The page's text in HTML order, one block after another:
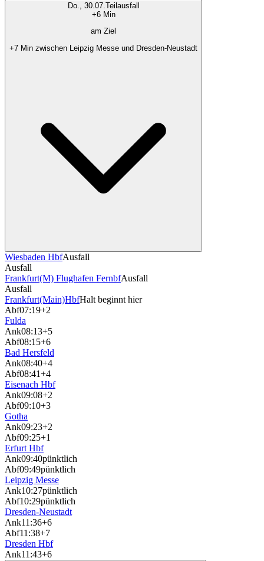
Do., 30.07.Teilausfall
+6 Min
am Ziel
+7 Min zwischen Leipzig Messe und Dresden-Neustadt
Wiesbaden HbfAusfall
Ausfall
Frankfurt(M) Flughafen FernbfAusfall
Ausfall
Frankfurt(Main)HbfHalt beginnt hier
Abf07:19+2
Fulda
Ank08:13+5
Abf08:15+6
Bad Hersfeld
Ank08:40+4
Abf08:41+4
Eisenach Hbf
Ank09:08+2
Abf09:10+3
Gotha
Ank09:23+2
Abf09:25+1
Erfurt Hbf
Ank09:40pünktlich
Abf09:49pünktlich
Leipzig Messe
Ank10:27pünktlich
Abf10:29pünktlich
Dresden-Neustadt
Ank11:36+6
Abf11:38+7
Dresden Hbf
Ank11:43+6